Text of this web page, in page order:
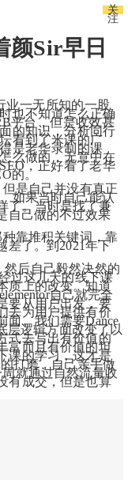
关
注
颜Sir早日
业一无所知的一股
也不知道怎么正确
平台，但是收效甚
的知识，分析同行
看到了米课的广
是老华录制的课
么做的，无意中在
，正好看了老华
的。
是自己并没有真正
如果当时自己能认
了。当时是找了兼
自己做的不过效果
靠堆积关键词，靠
差了。到2021年下
后自己毅然决然的
过这几天的线下课
质上的改变。知道
自己就完全
要从用户出发，要
去为用户提供有价
面。我们需要Dance
层逻辑方面改变了以
式去写出有价值的
富而且有价值的坦
课的学习，这才是
打磨，自己亲手做
就通过自然流量收
有成交，但是也算